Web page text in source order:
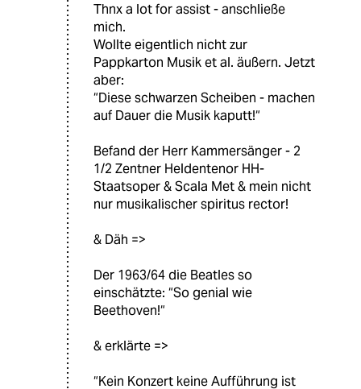
Thnx a lot for assist - anschließe
mich.
Wollte eigentlich nicht zur
Pappkarton Musik et al. äußern. Jetzt
aber:
“Diese schwarzen Scheiben - machen
auf Dauer die Musik kaputt!“
Befand der Herr Kammersänger - 2
1/2 Zentner Heldentenor HH-
Staatsoper & Scala Met & mein nicht
nur musikalischer spiritus rector!
& Däh =>
Der 1963/64 die Beatles so
einschätzte: “So genial wie
Beethoven!“
& erklärte =>
“Kein Konzert keine Aufführung ist